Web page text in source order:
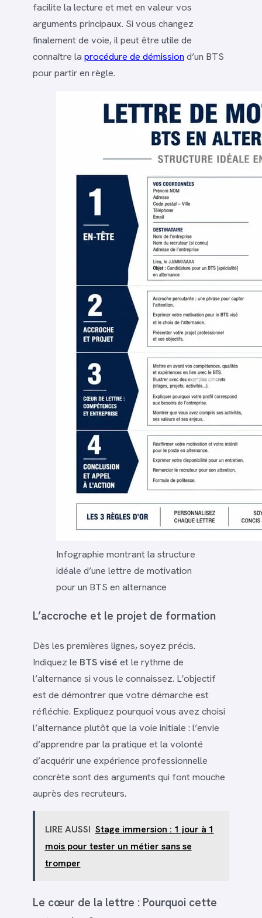
facilite la lecture et met en valeur vos
arguments principaux. Si vous changez
finalement de voie, il peut être utile de
connaître la procédure de démission d’un BTS
pour partir en règle.
Infographie montrant la structure
idéale d’une lettre de motivation
pour un BTS en alternance
L’accroche et le projet de formation
Dès les premières lignes, soyez précis.
Indiquez le BTS visé et le rythme de
l’alternance si vous le connaissez. L’objectif
est de démontrer que votre démarche est
réfléchie. Expliquez pourquoi vous avez choisi
l’alternance plutôt que la voie initiale : l’envie
d’apprendre par la pratique et la volonté
d’acquérir une expérience professionnelle
concrète sont des arguments qui font mouche
auprès des recruteurs.
LIRE AUSSI Stage immersion : 1 jour à 1
mois pour tester un métier sans se
tromper
Le cœur de la lettre : Pourquoi cette